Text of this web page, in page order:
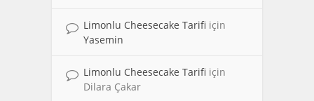
Limonlu Cheesecake Tarifi için
Yasemin
Limonlu Cheesecake Tarifi için
Dilara Çakar